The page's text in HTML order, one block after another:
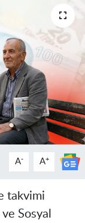
A- A+
takvimi
Sosyal